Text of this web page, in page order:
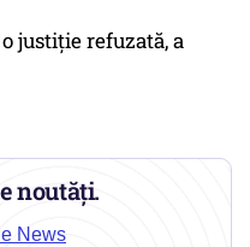
justiţie refuzată, a
noutăți.
News